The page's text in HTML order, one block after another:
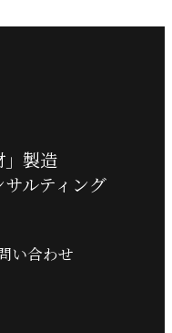
個人情報の
される生存
って、氏
等により特
できるもの
、提供
」製造
ルティング
い合わせ